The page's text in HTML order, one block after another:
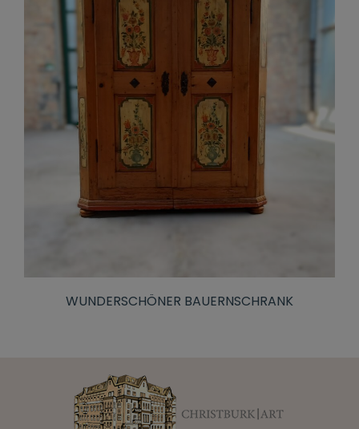
WUNDERSCHÖNER BAUERNSCHRANK